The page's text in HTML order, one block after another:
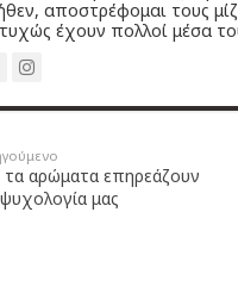
αποστρέφομαι τους
έχουν πολλοί μέσα
αρώματα επηρεάζουν
μας